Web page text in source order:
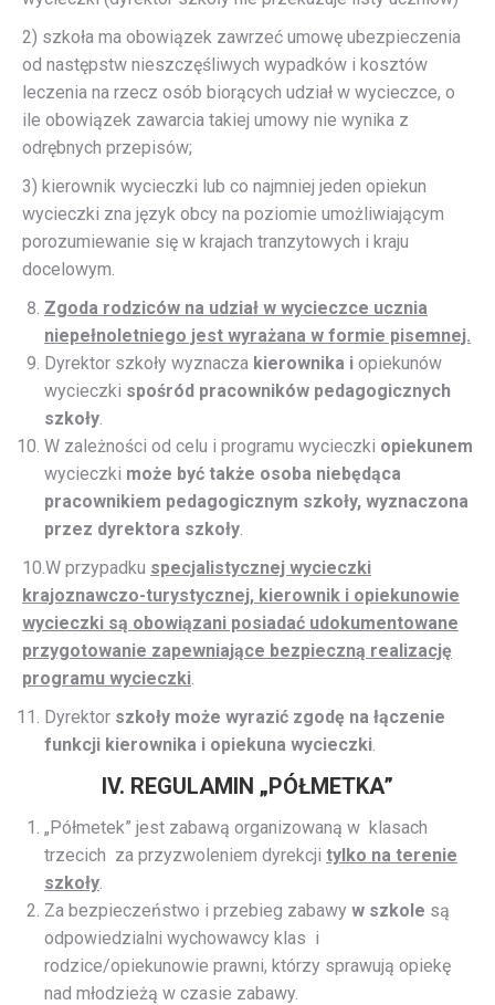
2) szkoła ma obowiązek zawrzeć umowę ubezpieczenia
od następstw nieszczęśliwych wypadków i kosztów
leczenia na rzecz osób biorących udział w wycieczce, o
ile obowiązek zawarcia takiej umowy nie wynika z
odrębnych przepisów;
3) kierownik wycieczki lub co najmniej jeden opiekun
wycieczki zna język obcy na poziomie umożliwiającym
porozumiewanie się w krajach tranzytowych i kraju
docelowym.
Zgoda rodziców na udział w wycieczce ucznia
niepełnoletniego jest wyrażana w formie pisemnej.
Dyrektor szkoły wyznacza kierownika i opiekunów
wycieczki spośród pracowników pedagogicznych
szkoły.
W zależności od celu i programu wycieczki opiekunem
wycieczki może być także osoba niebędąca
pracownikiem pedagogicznym szkoły, wyznaczona
przez dyrektora szkoły.
10.W przypadku specjalistycznej wycieczki
krajoznawczo-turystycznej, kierownik i opiekunowie
wycieczki są obowiązani posiadać udokumentowane
przygotowanie zapewniające bezpieczną realizację
programu wycieczki.
Dyrektor szkoły może wyrazić zgodę na łączenie
funkcji kierownika i opiekuna wycieczki.
IV. REGULAMIN „PÓŁMETKA”
„Półmetek” jest zabawą organizowaną w klasach
trzecich za przyzwoleniem dyrekcji tylko na terenie
szkoły.
Za bezpieczeństwo i przebieg zabawy w szkole są
odpowiedzialni wychowawcy klas i
rodzice/opiekunowie prawni, którzy sprawują opiekę
nad młodzieżą w czasie zabawy.